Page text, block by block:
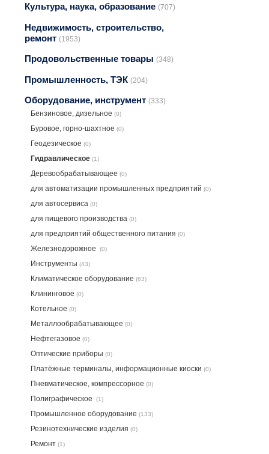
Культура, наука, образование (707)
Недвижимость, строительство,
ремонт (1953)
Продовольственные товары (348)
Промышленность, ТЭК (204)
Оборудование, инструмент (333)
Бензиновое, дизельное (0)
Буровое, горно-шахтное (0)
Геодезическое (0)
Гидравлическое (1)
Деревообрабатывающее (0)
для автоматизации промышленных предприятий (0)
для автосервиса (0)
для пищевого производства (0)
для предприятий общественного питания (0)
Железнодорожное (0)
Инструменты (43)
Климатическое оборудование (63)
Клининговое (0)
Котельное (0)
Металлообрабатывающее (0)
Нефтегазовое (0)
Оптические приборы (0)
Платёжные терминалы, информационные киоски (0)
Пневматическое, компрессорное (0)
Полиграфическое (1)
Промышленное оборудование (133)
Резинотехнические изделия (0)
Ремонт (1)